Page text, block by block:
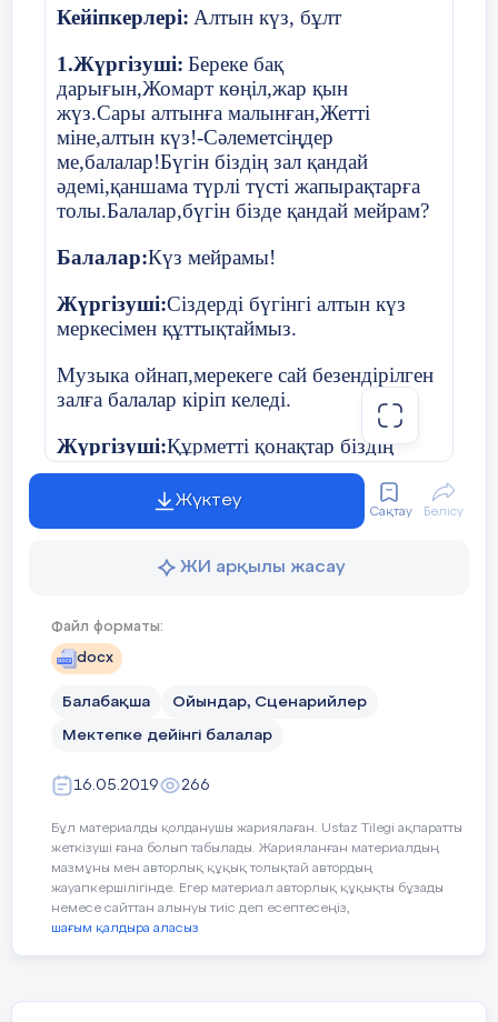
Кейіпкерлері: Алтын күз, бұлт
1.Жүргізуші: Береке бақ
дарығын,Жомарт көңіл,жар қын
жүз.Сары алтынға малынған,Жетті
міне,алтын күз!-Сәлеметсіңдер
ме,балалар!Бүгін біздің зал қандай
әдемі,қаншама түрлі түсті жапырақтарға
толы.Балалар,бүгін бізде қандай мейрам?
Балалар:Күз мейрамы!
Жүргізуші:Сіздерді бүгінгі алтын күз
меркесімен құттықтаймыз.
Музыка ойнап,мерекеге сай безендірілген
залға балалар кіріп келеді.
Жүргізуші:Құрметті қонақтар біздің
өнерлі де таланты балаларымыздың
орындауында «Бұл алтын күз» әнін
Жүргізуші:Жарайсыңдар,орындарыңа
Күз ханшайымы:Сәлеметсіңдерме
балалар,жиналған қонақтар мен сендерге
сияқтысыңдар.
кеткенсіңдер.
Жүргізуші:Күз ханшайымы
келіңіз,төрлетіңіз ,біздің балаларымыздың
өнерін тамашалаңыздар.
-Ал балалар күз ханшайымына өнерімізді
Жүктеу
Сақтау Бөлісу
ЖИ арқылы жасау
Файл форматы:
docx
Балабақша Ойындар, Сценарийлер
Мектепке дейінгі балалар
16.05.2019 266
Бұл материалды қолданушы жариялаған. Ustaz Tilegi ақпаратты
жеткізуші ғана болып табылады. Жарияланған материалдың
мазмұны мен авторлық құқық толықтай автордың
жауапкершілігінде. Егер материал авторлық құқықты бұзады
немесе сайттан алынуы тиіс деп есептесеңіз,
шағым қалдыра аласыз